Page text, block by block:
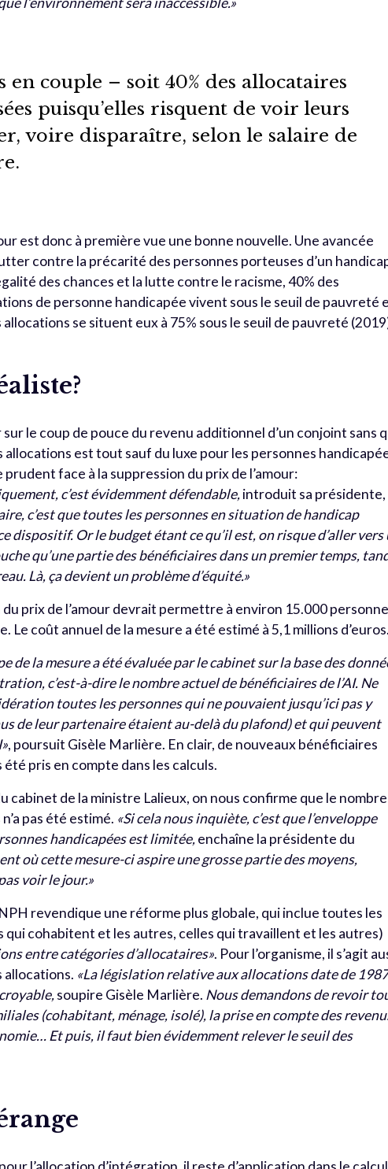
en couple – soit 40% des allocataires
puisqu’elles risquent de voir leurs
voire disparaître, selon le salaire de
est donc à première vue une bonne nouvelle. Une avancée
contre la précarité des personnes porteuses d’un
des chances et la lutte contre le racisme, 40% des
de personne handicapée vivent sous le seuil de pauvreté
se situent eux à 75% sous le seuil de pauvreté
le coup de pouce du revenu additionnel d’un conjoint sans
allocations est tout sauf du luxe pour les personnes
face à la suppression du prix de l’amour:
c’est évidemment défendable,introduit sa présidente,
c’est que toutes les personnes en situation de handicap
dispositif. Or le budget étant ce qu’il est, on risque d’aller vers
qu’une partie des bénéficiaires dans un premier temps,
Là, ça devient un problème d’équité.»
prix de l’amour devrait permettre à environ 15.000
Le coût annuel de la mesure a été estimé à 5,1 millions d’euros.
de la mesure a été évaluée par le cabinet sur la base des
c’est-à-dire le nombre actuel de bénéficiaires de l’AI. Ne
toutes les personnes qui ne pouvaient jusqu’ici pas y
de leur partenaire étaient au-delà du plafond) et qui peuvent
, poursuit Gisèle Marlière. En clair, de nouveaux bénéficiaires
pris en compte dans les calculs.
cabinet de la ministre Lalieux, on nous confirme que le nombre
pas été estimé. «Si cela nous inquiète, c’est que l’enveloppe
handicapées est limitée,enchaîne la présidente du
où cette mesure-ci aspire une grosse partie des moyens,
voir le jour.»
revendique une réforme plus globale, qui inclue toutes les
qui cohabitent et les autres, celles qui travaillent et les autres)
entre catégories d’allocataires». Pour l’organisme, il s’agit
allocations. «La législation relative aux allocations date de
soupire Gisèle Marlière. Nous demandons de revoir
(cohabitant, ménage, isolé), la prise en compte des
Et puis, il faut bien évidemment relever le seuil des